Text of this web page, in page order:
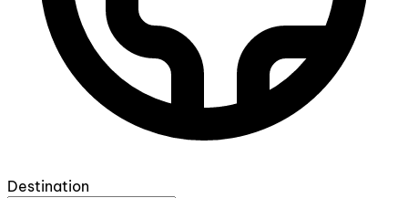
Destination